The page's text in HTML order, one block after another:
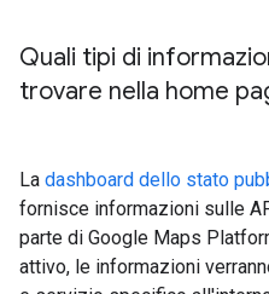
Quali tipi di
trovare nella home
La dashboard dello stato
fornisce informazioni sulle
parte di Google Maps
attivo, le informazioni